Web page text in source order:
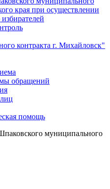
края при осуществлении
контракта г. Михайловск"
обращений
помощь
муниципального